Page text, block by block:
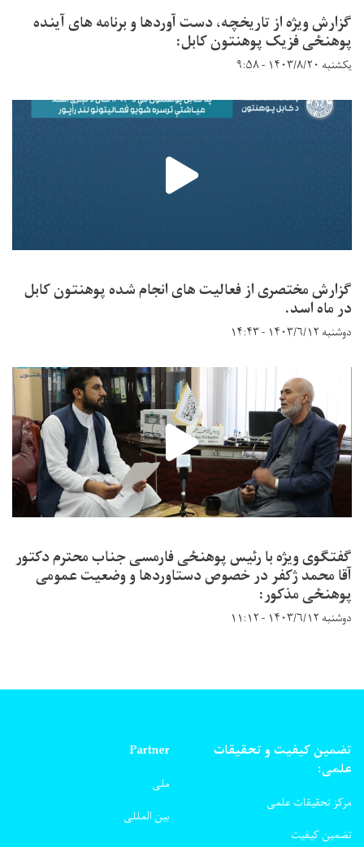
گزارش ویژه از تاریخچه، دست آوردها و برنامه های آینده
پوهنځی فزیک پوهنتون کابل:
یکشنبه ۱۴۰۳/۸/۲۰ - ۹:۵۸
گزارش مختصری از فعالیت های انجام شده پوهنتون کابل
در ماه اسد.
دوشنبه ۱۴۰۳/۶/۱۲ - ۱۴:۴۳
گفتگوی ویژه با رئیس پوهنځی فارمسی جناب محترم دکتور
آقا محمد ژکفر در خصوص دستاوردها و وضعیت عمومی
پوهنځی مذکور:
دوشنبه ۱۴۰۳/۶/۱۲ - ۱۱:۱۲
تضمین کیفیت و تحقیقات
علمی:
مرکز تحقیقات علمی
تضمین کیفیت
Partner
ملی
بین المللی